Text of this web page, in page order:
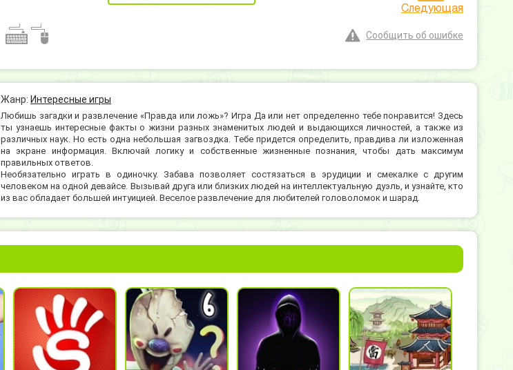
Следующая
Сообщить об ошибке
Жанр: Интересные игры
Любишь загадки и развлечение «Правда или ложь»? Игра Да или нет определенно тебе понравится! Здесь
ты узнаешь интересные факты о жизни разных знаменитых людей и выдающихся личностей, а также из
различных наук. Но есть одна небольшая загвоздка. Тебе придется определить, правдива ли изложенная
на экране информация. Включай логику и собственные жизненные познания, чтобы дать максимум
правильных ответов.
Необязательно играть в одиночку. Забава позволяет состязаться в эрудиции и смекалке с другим
человеком на одной девайсе. Вызывай друга или близких людей на интеллектуальную дуэль, и узнайте, кто
из вас обладает большей интуицией. Веселое развлечение для любителей головоломок и шарад.